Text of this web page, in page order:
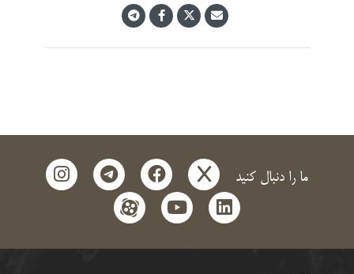
ما را دنبال کنید x
facebook
telegram
instagram
linkedin
youtube
aparat